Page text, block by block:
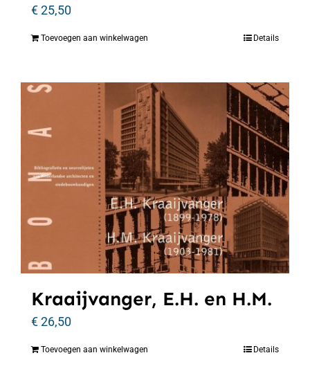
€25,50
Toevoegen aan winkelwagen Details
Kraaijvanger, E.H. en H.M.
€26,50
Toevoegen aan winkelwagen Details